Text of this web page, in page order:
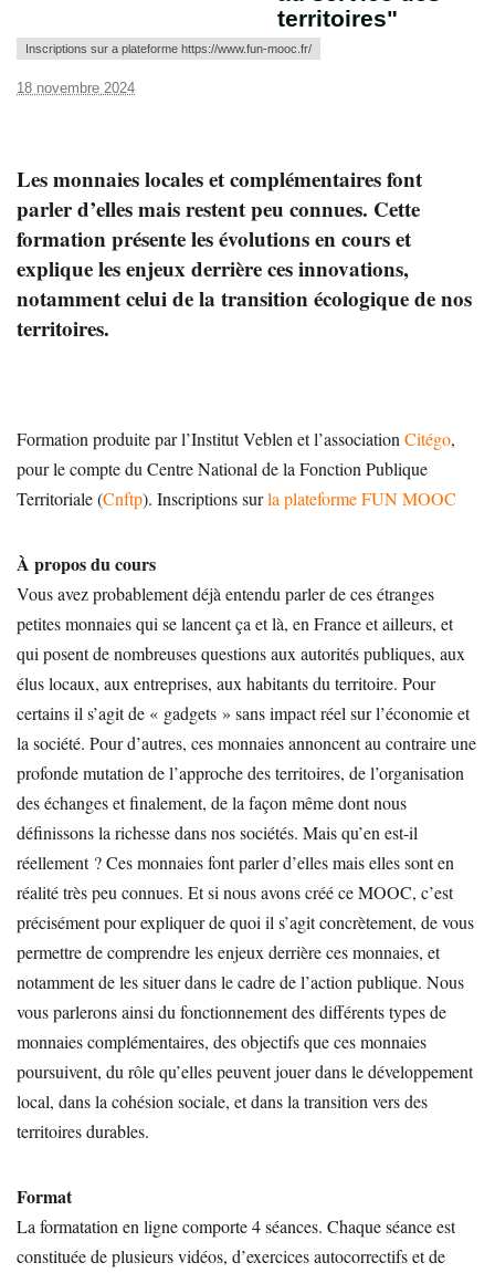
territoires"
Inscriptions sur a plateforme https://www.fun-mooc.fr/
18 novembre 2024
Les monnaies locales et complémentaires font
parler d’elles mais restent peu connues. Cette
formation présente les évolutions en cours et
explique les enjeux derrière ces innovations,
notamment celui de la transition écologique de nos
territoires.
Formation produite par l’Institut Veblen et l’associationCitégo,
pour le compte du Centre National de la Fonction Publique
Territoriale (Cnftp). Inscriptions surla plateforme FUN MOOC
À propos du cours
Vous avez probablement déjà entendu parler de ces étranges
petites monnaies qui se lancent ça et là, en France et ailleurs, et
qui posent de nombreuses questions aux autorités publiques, aux
élus locaux, aux entreprises, aux habitants du territoire. Pour
certains il s’agit de « gadgets » sans impact réel sur l’économie et
la société. Pour d’autres, ces monnaies annoncent au contraire une
profonde mutation de l’approche des territoires, de l’organisation
des échanges et finalement, de la façon même dont nous
définissons la richesse dans nos sociétés. Mais qu’en est-il
réellement ? Ces monnaies font parler d’elles mais elles sont en
réalité très peu connues. Et si nous avons créé ce MOOC, c’est
précisément pour expliquer de quoi il s’agit concrètement, de vous
permettre de comprendre les enjeux derrière ces monnaies, et
notamment de les situer dans le cadre de l’action publique. Nous
vous parlerons ainsi du fonctionnement des différents types de
monnaies complémentaires, des objectifs que ces monnaies
poursuivent, du rôle qu’elles peuvent jouer dans le développement
local, dans la cohésion sociale, et dans la transition vers des
territoires durables.
Format
La formatation en ligne comporte 4 séances. Chaque séance est
constituée de plusieurs vidéos, d’exercices autocorrectifs et de